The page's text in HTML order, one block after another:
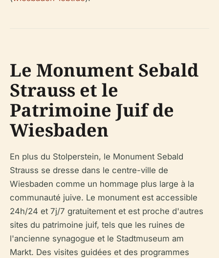
Le Monument Sebald
Strauss et le
Patrimoine Juif de
Wiesbaden
En plus du Stolperstein, le Monument Sebald
Strauss se dresse dans le centre-ville de
Wiesbaden comme un hommage plus large à la
communauté juive. Le monument est accessible
24h/24 et 7j/7 gratuitement et est proche d'autres
sites du patrimoine juif, tels que les ruines de
l'ancienne synagogue et le Stadtmuseum am
Markt. Des visites guidées et des programmes